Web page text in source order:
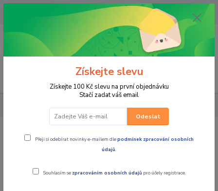
OPAVA 733537099/HLUČÍN
734541648/OLOMOUC 734593593
0,00 CZK
PRO JEZDCE FUNKČNÍ PRÁDLO Péče o funkční prádlo
Péče o funkční prádlo
Získejte slevu
Získejte 100 Kč slevu na první objednávku
Stačí zadat váš email
Odeslat
Přeji si odebírat novinky e-mailem dlepodmínek zpracování osobních
údajů.
Souhlasím se zpracováním osobních údajů pro účely registrace.